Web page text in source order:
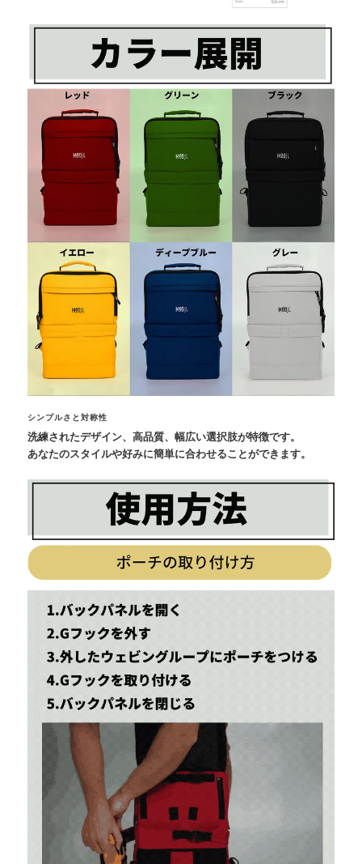
シンプルさと対称性
洗練されたデザイン、高品質、幅広い選択肢が特徴です。
あなたのスタイルや好みに簡単に合わせることができます。